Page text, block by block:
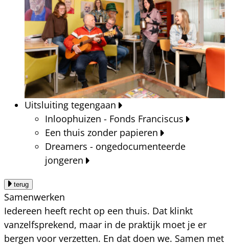
Uitsluiting tegengaan
Inloophuizen - Fonds Franciscus
Een thuis zonder papieren
Dreamers - ongedocumenteerde
jongeren
terug
Samenwerken
Iedereen heeft recht op een thuis. Dat klinkt
vanzelfsprekend, maar in de praktijk moet je er
bergen voor verzetten. En dat doen we. Samen met